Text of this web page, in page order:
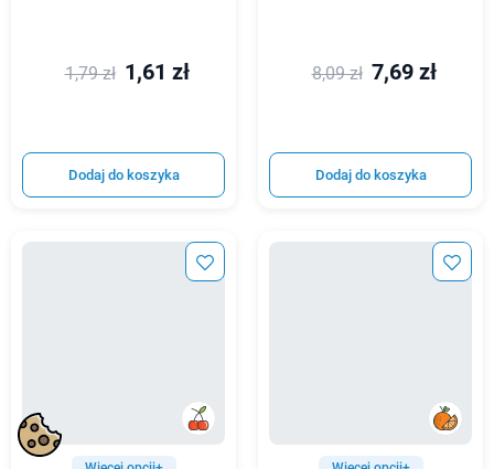
1,79 zł 1,61 zł
Dodaj do koszyka
8,09 zł 7,69 zł
Dodaj do koszyka